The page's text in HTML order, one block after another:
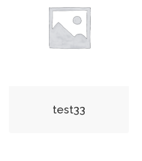
test33